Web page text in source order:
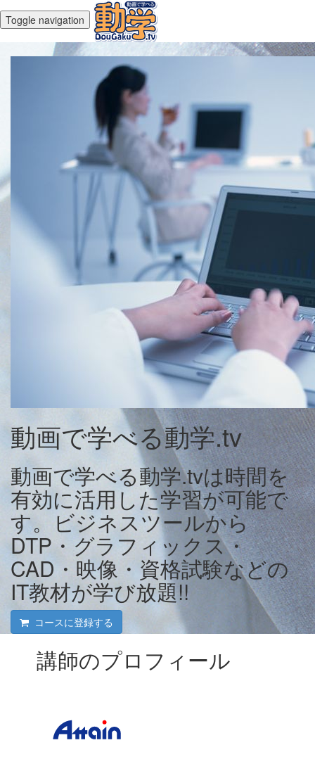
Toggle navigation
動画で学べる動学.tv
動画で学べる動学.tvは時間を
有効に活用した学習が可能で
す。ビジネスツールから
DTP・グラフィックス・
CAD・映像・資格試験などの
IT教材が学び放題!!
コースに登録する
講師のプロフィール